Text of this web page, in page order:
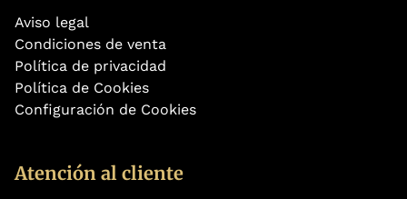
Aviso legal
Condiciones de venta
Política de privacidad
Política de Cookies
Configuración de Cookies
Atención al cliente